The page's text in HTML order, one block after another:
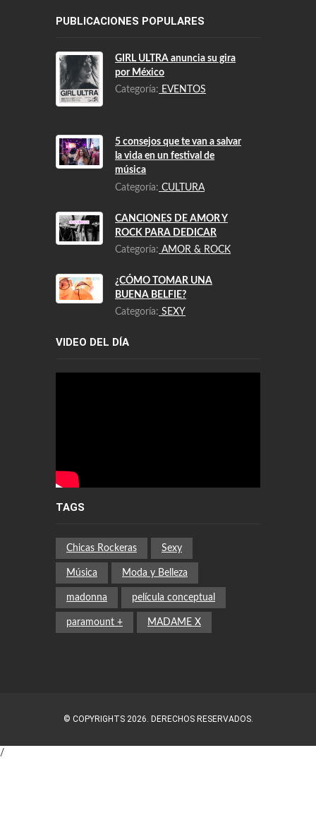
PUBLICACIONES POPULARES
GIRL ULTRA anuncia su gira
por México
Categoría:EVENTOS
5 consejos que te van a salvar
la vida en un festival de
música
Categoría:CULTURA
CANCIONES DE AMOR Y
ROCK PARA DEDICAR
Categoría:AMOR & ROCK
¿CÓMO TOMAR UNA
BUENA BELFIE?
Categoría:SEXY
VIDEO DEL DÍA
TAGS
Chicas Rockeras Sexy
Música Moda y Belleza
madonna película conceptual
paramount + MADAME X
© COPYRIGHTS 2026. DERECHOS RESERVADOS.
/